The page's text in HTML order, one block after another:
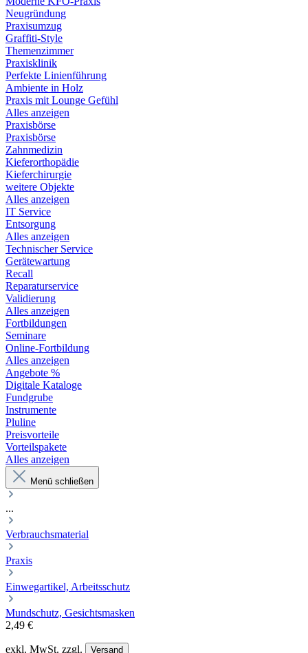
Neugründung
Praxisumzug
Graffiti-Style
Themenzimmer
Praxisklinik
Perfekte Linienführung
Ambiente in Holz
Praxis mit Lounge Gefühl
Alles anzeigen
Praxisbörse
Praxisbörse
Zahnmedizin
Kieferorthopädie
Kieferchirurgie
weitere Objekte
Alles anzeigen
IT Service
Entsorgung
Alles anzeigen
Technischer Service
Gerätewartung
Recall
Reparaturservice
Validierung
Alles anzeigen
Fortbildungen
Seminare
Online-Fortbildung
Alles anzeigen
Angebote %
Digitale Kataloge
Fundgrube
Instrumente
Pluline
Preisvorteile
Vorteilspakete
Alles anzeigen
Menü schließen
...
Verbrauchsmaterial
Praxis
Einwegartikel, Arbeitsschutz
Mundschutz, Gesichtsmasken
2,49 €
exkl. MwSt. zzgl. Versand